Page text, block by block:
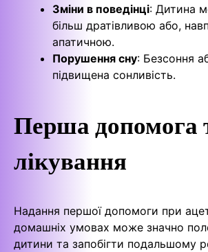
Зміни в поведінці: Дитина
більш дратівливою або,
апатичною.
Порушення сну: Безсоння
підвищена сонливість.
Перша допомога
лікування
Надання першої допомоги при
домашніх умовах може значно
дитини та запобігти подальшому